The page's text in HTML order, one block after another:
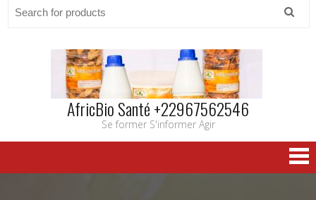
AfricBio Santé +22967562546
Se former S'informer Agir